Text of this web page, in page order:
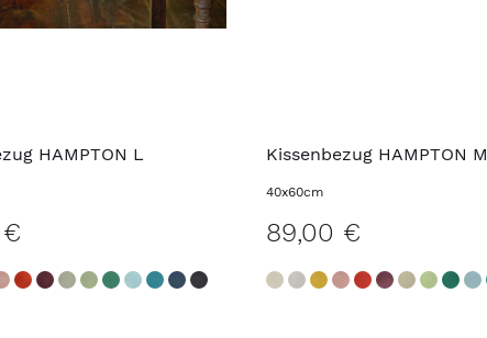
HAMPTON L Kissenbezug HAMPTON M
40x60cm
89,00 €